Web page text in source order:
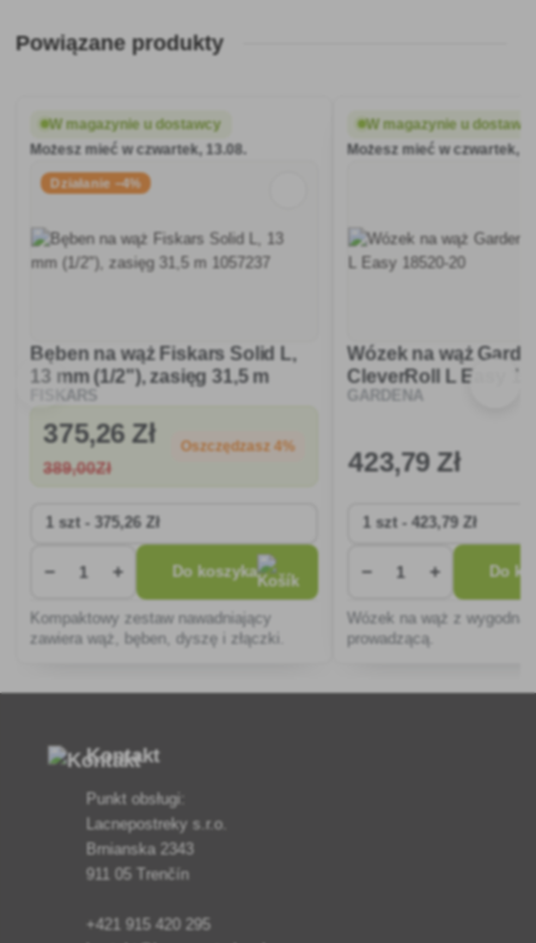
Powiązane produkty
W magazynie u dostawcy
Możesz mieć w czwartek, 13.08.
Działanie −4%
Bęben na wąż Fiskars Solid L,
13 mm (1/2"), zasięg 31,5 m
1057237
FISKARS
375,26 Zł
389,00Zł
Oszczędzasz 4%
− + Do koszyka
Kompaktowy zestaw nawadniający
zawiera wąż, bęben, dyszę i złączki.
W magazynie u
Możesz mieć w czwartek,
Wózek na wąż
CleverRoll L Easy
GARDENA
423,79 Zł
− + Do
Wózek na wąż z wygodną
prowadzącą.
Kontakt
Punkt obsługi:
Lacnepostreky s.r.o.
Brnianska 2343
911 05 Trenčín
+421 915 420 295